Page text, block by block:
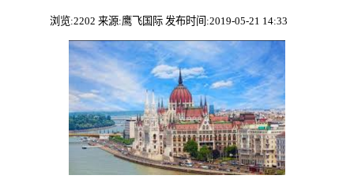
浏览:2202 来源:鹰飞国际 发布时间:2019-05-21 14:33